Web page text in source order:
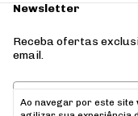
Ao navegar por este site
Newsletter
Receba ofertas
email.